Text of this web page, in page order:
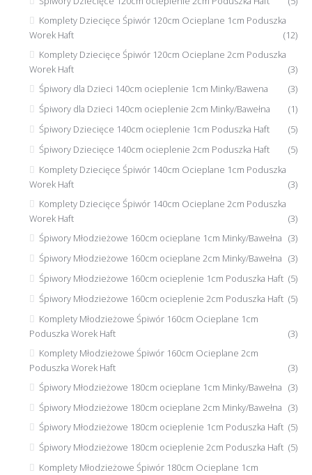
Komplety Dziecięce Śpiwór 120cm Ocieplane 1cm Poduszka
Worek Haft
(12)
Komplety Dziecięce Śpiwór 120cm Ocieplane 2cm Poduszka
Worek Haft
(3)
Śpiwory dla Dzieci 140cm ocieplenie 1cm Minky/Bawena
(3)
Śpiwory dla Dzieci 140cm ocieplenie 2cm Minky/Bawełna
(1)
Śpiwory Dziecięce 140cm ocieplenie 1cm Poduszka Haft
(5)
Śpiwory Dziecięce 140cm ocieplenie 2cm Poduszka Haft
(5)
Komplety Dziecięce Śpiwór 140cm Ocieplane 1cm Poduszka
Worek Haft
(3)
Komplety Dziecięce Śpiwór 140cm Ocieplane 2cm Poduszka
Worek Haft
(3)
Śpiwory Młodzieżowe 160cm ocieplane 1cm Minky/Bawełna (3)
Śpiwory Młodzieżowe 160cm ocieplane 2cm Minky/Bawełna (3)
Śpiwory Młodzieżowe 160cm ocieplenie 1cm Poduszka Haft (5)
Śpiwory Młodzieżowe 160cm ocieplenie 2cm Poduszka Haft (5)
Komplety Młodzieżowe Śpiwór 160cm Ocieplane 1cm
Poduszka Worek Haft
(3)
Komplety Młodzieżowe Śpiwór 160cm Ocieplane 2cm
Poduszka Worek Haft
(3)
Śpiwory Młodzieżowe 180cm ocieplane 1cm Minky/Bawełna (3)
Śpiwory Młodzieżowe 180cm ocieplane 2cm Minky/Bawełna (3)
Śpiwory Młodzieżowe 180cm ocieplenie 1cm Poduszka Haft (5)
Śpiwory Młodzieżowe 180cm ocieplenie 2cm Poduszka Haft (5)
Komplety Młodzieżowe Śpiwór 180cm Ocieplane 1cm